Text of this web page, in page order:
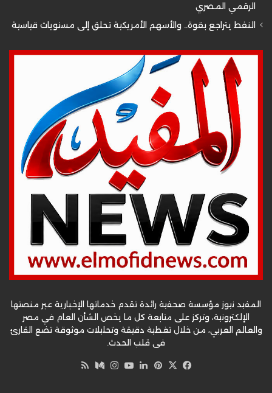
الرقمي المصري
النفط يتراجع بقوة.. والأسهم الأمريكية تحلق إلى مستويات قياسية
المفيد نيوز مؤسسة صحفية رائدة تقدم خدماتها الإخبارية عبر منصتها
الإلكترونية، وتركز على متابعة كل ما يخص الشأن العام في مصر
والعالم العربي، من خلال تغطية دقيقة وتحليلات موثوقة تضع القارئ
في قلب الحدث.
فيسبوك
‫X بينتيريست
لينكدإن‫YouTube
انستقرام
وسط